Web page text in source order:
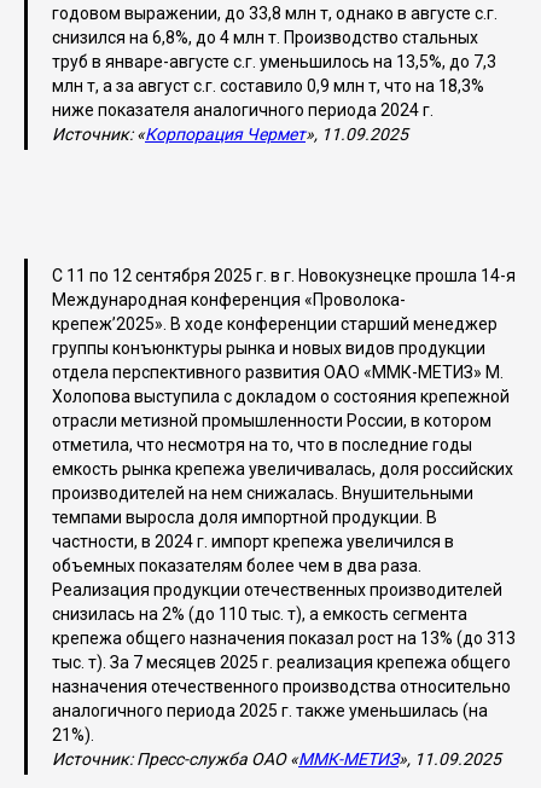
годовом выражении, до 33,8 млн т, однако в августе с.г.
снизился на 6,8%, до 4 млн т. Производство стальных
труб в январе-августе с.г. уменьшилось на 13,5%, до 7,3
млн т, а за август с.г. составило 0,9 млн т, что на 18,3%
ниже показателя аналогичного периода 2024 г.
Источник: «Корпорация Чермет», 11.09.2025
С 11 по 12 сентября 2025 г. в г. Новокузнецке прошла 14-я
Международная конференция «Проволока-
крепеж’2025». В ходе конференции старший менеджер
группы конъюнктуры рынка и новых видов продукции
отдела перспективного развития ОАО «ММК-МЕТИЗ» М.
Холопова выступила с докладом о состояния крепежной
отрасли метизной промышленности России, в котором
отметила, что несмотря на то, что в последние годы
емкость рынка крепежа увеличивалась, доля российских
производителей на нем снижалась. Внушительными
темпами выросла доля импортной продукции. В
частности, в 2024 г. импорт крепежа увеличился в
объемных показателям более чем в два раза.
Реализация продукции отечественных производителей
снизилась на 2% (до 110 тыс. т), а емкость сегмента
крепежа общего назначения показал рост на 13% (до 313
тыс. т). За 7 месяцев 2025 г. реализация крепежа общего
назначения отечественного производства относительно
аналогичного периода 2025 г. также уменьшилась (на
21%).
Источник: Пресс-служба ОАО «ММК-МЕТИЗ», 11.09.2025